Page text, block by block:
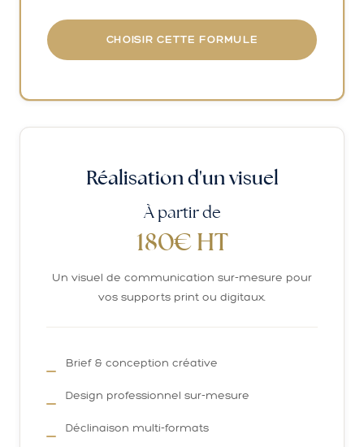
CHOISIR CETTE FORMULE
Réalisation d'un visuel
À partir de
180€ HT
Un visuel de communication sur-mesure pour
vos supports print ou digitaux.
Brief & conception créative
Design professionnel sur-mesure
Déclinaison multi-formats